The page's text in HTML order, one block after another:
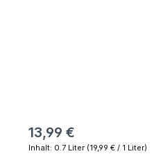
13,99 €
Inhalt: 0.7 Liter (19,99 € / 1 Liter)